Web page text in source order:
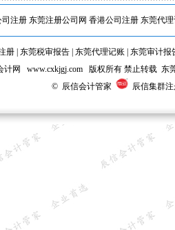
司注册 东莞注册公司网 香港公司注册 东莞代
册| 东莞税审报告| 东莞代理记账| 东莞审计报
计网 www.cxkjgj.com 版权所有 禁止转载 东
© 辰信会计管家
辰信集群